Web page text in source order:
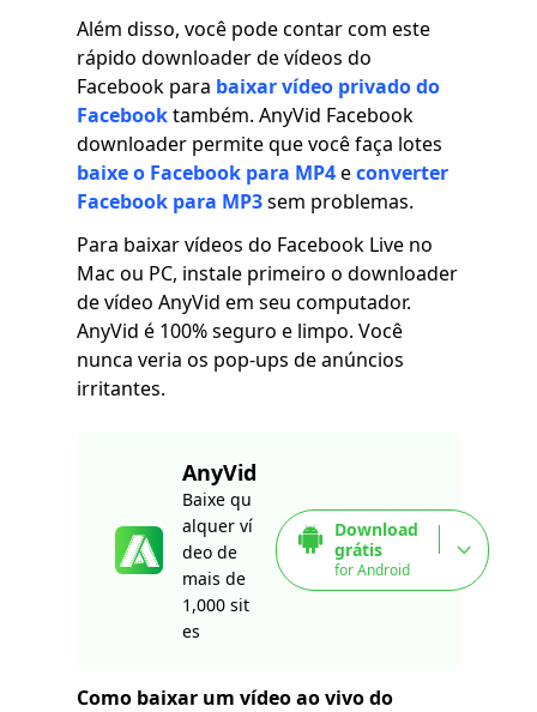
Além disso, você pode contar com este
rápido downloader de vídeos do
Facebook para baixar vídeo privado do
Facebooktambém. AnyVid Facebook
downloader permite que você faça lotes
baixe o Facebook para MP4econverter
Facebook para MP3sem problemas.
Para baixar vídeos do Facebook Live no
Mac ou PC, instale primeiro o downloader
de vídeo AnyVid em seu computador.
AnyVid é 100% seguro e limpo. Você
nunca veria os pop-ups de anúncios
irritantes.
AnyVid
Baixe qu
alquer ví
deo de
mais de
1,000 sit
es
Download
grátis
for Android
Como baixar um vídeo ao vivo do